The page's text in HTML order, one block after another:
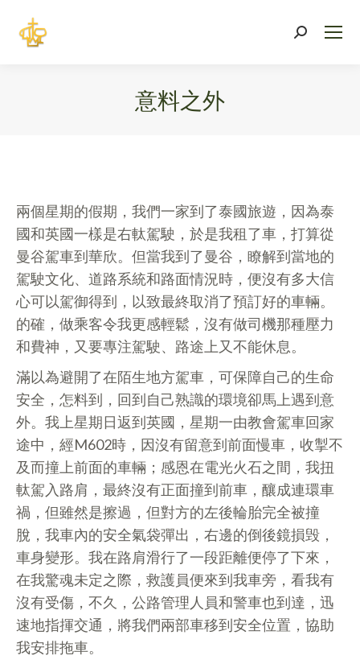
Search:
意料之外
兩個星期的假期，我們一家到了泰國旅遊，因為泰
國和英國一樣是右軚駕駛，於是我租了車，打算從
曼谷駕車到華欣。但當我到了曼谷，瞭解到當地的
駕駛文化、道路系統和路面情況時，便沒有多大信
心可以駕御得到，以致最終取消了預訂好的車輛。
的確，做乘客令我更感輕鬆，沒有做司機那種壓力
和費神，又要專注駕駛、路途上又不能休息。
滿以為避開了在陌生地方駕車，可保障自己的生命
安全，怎料到，回到自己熟識的環境卻馬上遇到意
外。我上星期日返到英國，星期一由教會駕車回家
途中，經M602時，因沒有留意到前面慢車，收掣不
及而撞上前面的車輛；感恩在電光火石之間，我扭
軚駕入路肩，最終沒有正面撞到前車，釀成連環車
禍，但雖然是擦過，但對方的左後輪胎完全被撞
脫，我車內的安全氣袋彈出，右邊的倒後鏡損毁，
車身變形。我在路肩滑行了一段距離便停了下來，
在我驚魂未定之際，救護員便來到我車旁，看我有
沒有受傷，不久，公路管理人員和警車也到達，迅
速地指揮交通，將我們兩部車移到安全位置，協助
我安排拖車。